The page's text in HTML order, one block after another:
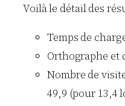
Voilà le détail des
Temps de
Orthographe et
Nombre de
49,9 (pour 13,4